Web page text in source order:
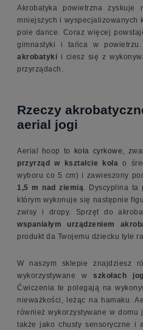
Akrobatyka powietrzna zyskuje
mniejszych i wyspecjalizowanych
pole dance. Coraz więcej
gimnastyki i tańca w
akrobatyki i ciesz się z
przyrządach.
Rzeczy
aerial jogi
Aerial hoop to koła cyrkowe,
przyrząd w kształcie koła o
wyboru co 5 cm) i zawieszony
1,5 m nad ziemią. Dyscyplina ta
którym wykonuje się następnie
zwisy i dropy. Sprzęt do
wspaniałym urządzeniem
produkt da Twojemu dziecku tyle
W naszym sklepie znajdziesz
wykorzystywane wszkołach
Ćwiczenia te polegają na
nieważkości, leżąc na hamaku.
również wykorzystywane w
także jako chusty sensoryczne i